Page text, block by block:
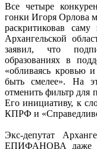
Все четыре
гонки Игоря Орлова
раскритиковав
Архангельской
заявил, что
образованиях в
«обливаясь кровью
быть смелее». На
отменить фильтр для
Его инициативу, к
КПРФ и
Экс-депутат
ЕПИФАНОВА даже